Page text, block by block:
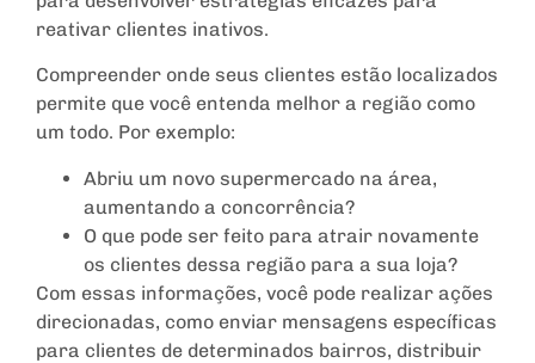
reativar clientes inativos.
Compreender onde seus clientes estão localizados
permite que você entenda melhor a região como
um todo. Por exemplo:
Abriu um novo supermercado na área,
aumentando a concorrência?
O que pode ser feito para atrair novamente
os clientes dessa região para a sua loja?
Com essas informações, você pode realizar ações
direcionadas, como enviar mensagens específicas
para clientes de determinados bairros, distribuir